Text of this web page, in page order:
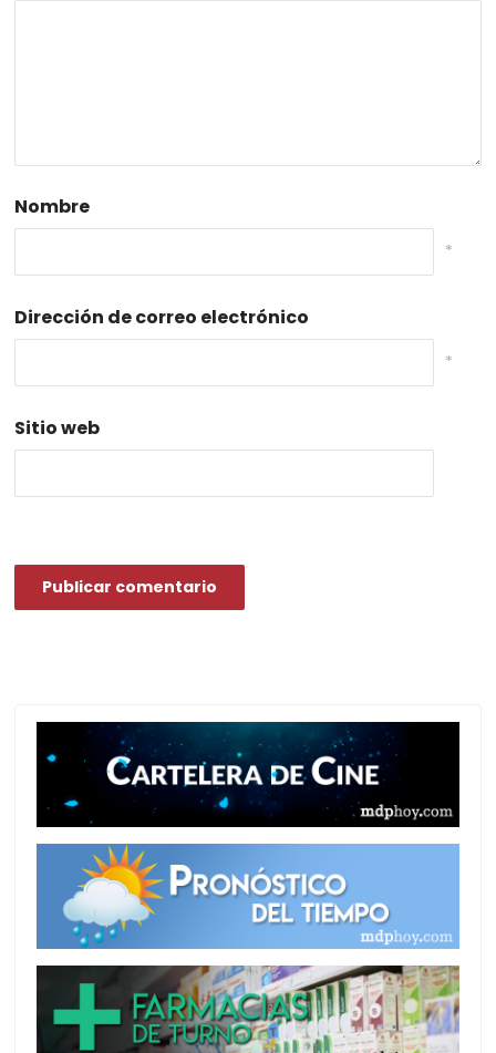
Nombre
*
Dirección de correo electrónico
*
Sitio web